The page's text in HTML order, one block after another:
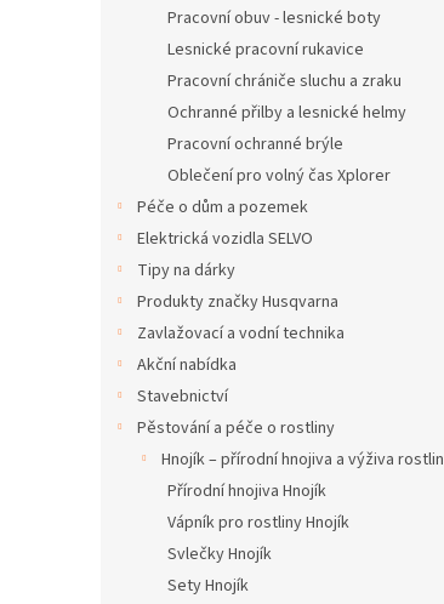
Pracovní obuv - lesnické boty
Lesnické pracovní rukavice
Pracovní chrániče sluchu a zraku
Ochranné přilby a lesnické helmy
Pracovní ochranné brýle
Oblečení pro volný čas Xplorer
Péče o dům a pozemek
Elektrická vozidla SELVO
Tipy na dárky
Produkty značky Husqvarna
Zavlažovací a vodní technika
Akční nabídka
Stavebnictví
Pěstování a péče o rostliny
Hnojík – přírodní hnojiva a výživa rostlin
Přírodní hnojiva Hnojík
Vápník pro rostliny Hnojík
Svlečky Hnojík
Sety Hnojík